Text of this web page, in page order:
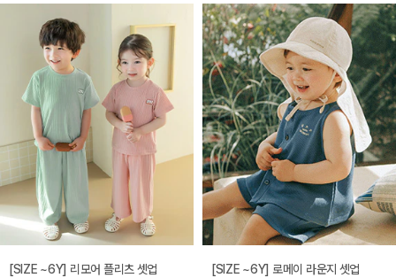
[SIZE ~6Y] 리모어 플리츠 셋업 [SIZE ~6Y] 로메이 라운지 셋업